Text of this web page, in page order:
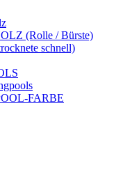
(Rolle / Bürste)
schnell)
FARBE